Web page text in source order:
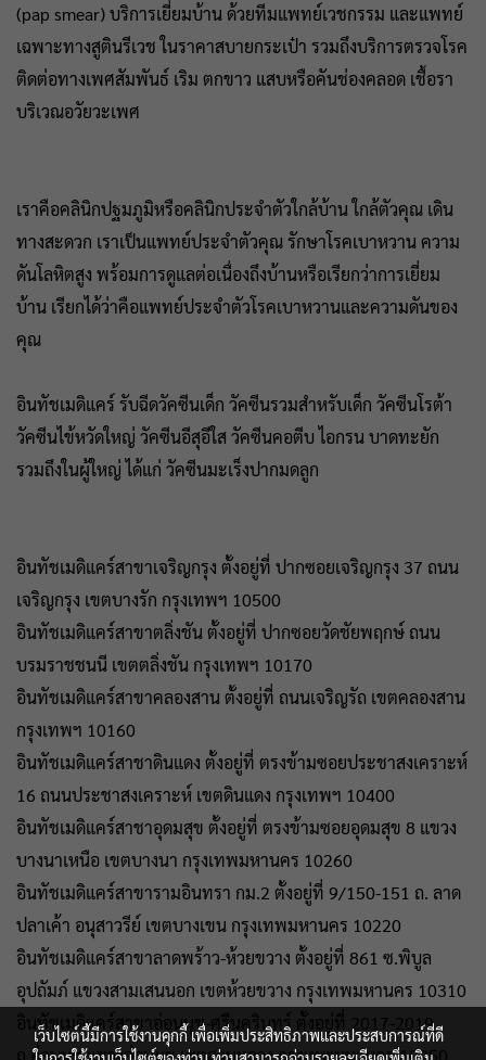
(pap smear) บริการเยี่ยมบ้าน ด้วยทีมแพทย์เวชกรรม และแพทย์
เฉพาะทางสูตินรีเวช ในราคาสบายกระเป๋า รวมถึงบริการตรวจโรค
ติดต่อทางเพศสัมพันธ์ เริม ตกขาว แสบหรือคันช่องคลอด เชื้อรา
บริเวณอวัยวะเพศ
เราคือคลินิกปฐมภูมิหรือคลินิกประจำตัวใกล้บ้าน ใกล้ตัวคุณ เดิน
ทางสะดวก เราเป็นแพทย์ประจำตัวคุณ รักษาโรคเบาหวาน ความ
ดันโลหิตสูง พร้อมการดูแลต่อเนื่องถึงบ้านหรือเรียกว่าการเยี่ยม
บ้าน เรียกได้ว่าคือแพทย์ประจำตัวโรคเบาหวานและความดันของ
คุณ
อินทัชเมดิแคร์ รับฉีดวัคซีนเด็ก วัคซีนรวมสำหรับเด็ก วัคซีนโรต้า
วัคซีนไข้หวัดใหญ่ วัคซีนอีสุอีใส วัคซีนคอตีบ ไอกรน บาดทะยัก
รวมถึงในผู้ใหญ่ ได้แก่ วัคซีนมะเร็งปากมดลูก
อินทัชเมดิแคร์สาขาเจริญกรุง ตั้งอยู่ที่ ปากซอยเจริญกรุง 37 ถนน
เจริญกรุง เขตบางรัก กรุงเทพฯ 10500
อินทัชเมดิแคร์สาขาตลิ่งชัน ตั้งอยู่ที่ ปากซอยวัดชัยพฤกษ์ ถนน
บรมราชชนนี เขตตลิ่งชัน กรุงเทพฯ 10170
อินทัชเมดิแคร์สาขาคลองสาน ตั้งอยู่ที่ ถนนเจริญรัถ เขตคลองสาน
กรุงเทพฯ 10160
อินทัชเมดิแคร์สาชาดินแดง ตั้งอยู่ที่ ตรงข้ามซอยประชาสงเคราะห์
16 ถนนประชาสงเคราะห์ เขตดินแดง กรุงเทพฯ 10400
อินทัชเมดิแคร์สาชาอุดมสุข ตั้งอยู่ที่ ตรงข้ามซอยอุดมสุข 8 แขวง
บางนาเหนือ เขตบางนา กรุงเทพมหานคร 10260
อินทัชเมดิแคร์สาขารามอินทรา กม.2 ตั้งอยู่ที่ 9/150-151 ถ. ลาด
ปลาเค้า อนุสาวรีย์ เขตบางเขน กรุงเทพมหานคร 10220
อินทัชเมดิแคร์สาขาลาดพร้าว-ห้วยขวาง ตั้งอยู่ที่ 861 ซ.พิบูล
อุปถัมภ์ แขวงสามเสนนอก เขตห้วยขวาง กรุงเทพมหานคร 10310
อินทัชเมดิแคร์สาขาอ่อนนุช-ศรีนครินทร์ ตั้งอยู่ที่ 2017-2019
ถ.อ่อนนุช แขวงอ่อนนุช เขตสวนหลวง กรุงเทพมหานคร 10250
เว็บไซต์นี้มีการใช้งานคุกกี้ เพื่อเพิ่มประสิทธิภาพและประสบการณ์ที่ดี